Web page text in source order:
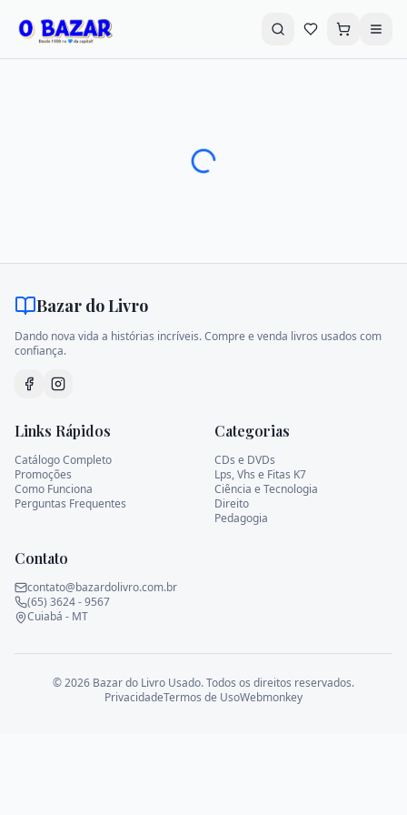
Livros em Promoção CD's e DVD's
LPS - VHS
Infantil
Mato Grosso Literatura Brasileira
Início
Loja
Promoções
Bazar do Livro
Dando nova vida a histórias incríveis. Compre e venda livros usados com
confiança.
Links Rápidos
Catálogo Completo
Promoções
Como Funciona
Perguntas Frequentes
Categorias
CDs e DVDs
Lps, Vhs e Fitas K7
Ciência e Tecnologia
Direito
Pedagogia
Contato
contato@bazardolivro.com.br
(65) 3624 - 9567
Cuiabá - MT
©2026 Bazar do Livro Usado. Todos os direitos reservados.
PrivacidadeTermos de UsoWebmonkey